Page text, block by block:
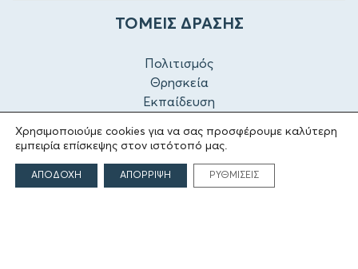
ΤΟΜΕΙΣ ΔΡΑΣΗΣ
Πολιτισμός
Θρησκεία
Εκπαίδευση
Αθλητισμός
Εκδόσεις
Χρησιμοποιούμε cookies για να σας προσφέρουμε καλύτερη
εμπειρία επίσκεψης στον ιστότοπό μας.
ΑΠΟΔΟΧΗ ΑΠΟΡΡΙΨΗ ΡΥΘΜΙΣΕΙΣ